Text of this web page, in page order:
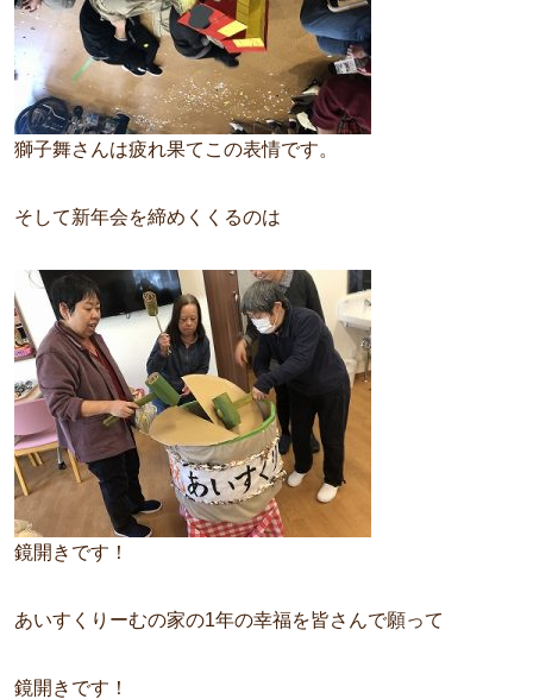
獅子舞さんは疲れ果てこの表情です。
そして新年会を締めくくるのは
鏡開きです！
あいすくりーむの家の1年の幸福を皆さんで願って
鏡開きです！